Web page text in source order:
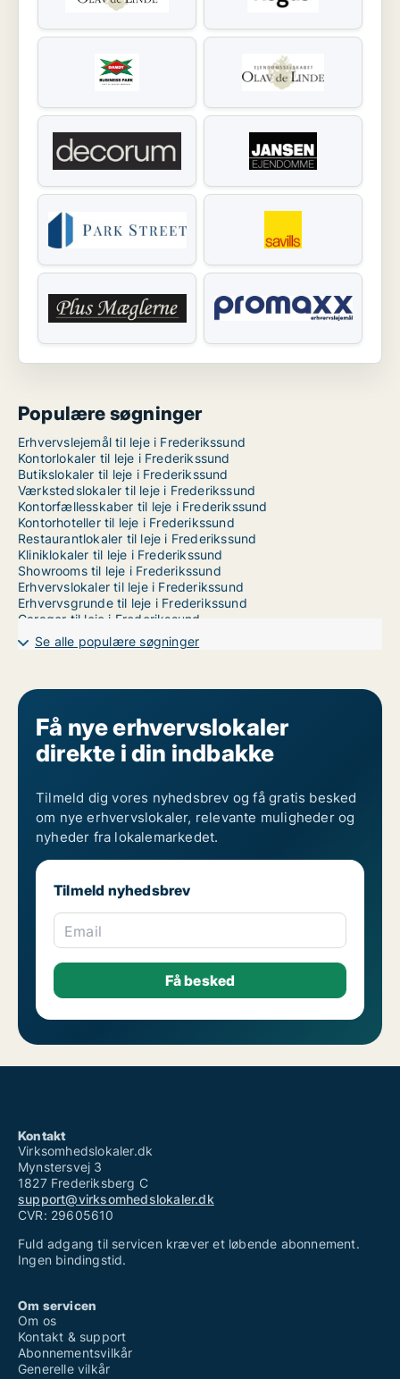
Populære søgninger
Erhvervslejemål til leje i Frederikssund
Kontorlokaler til leje i Frederikssund
Butikslokaler til leje i Frederikssund
Værkstedslokaler til leje i Frederikssund
Kontorfællesskaber til leje i Frederikssund
Kontorhoteller til leje i Frederikssund
Restaurantlokaler til leje i Frederikssund
Kliniklokaler til leje i Frederikssund
Showrooms til leje i Frederikssund
Erhvervslokaler til leje i Frederikssund
Erhvervsgrunde til leje i Frederikssund
Garager til leje i Frederikssund
Se alle populære søgninger
Få nye erhvervslokaler
direkte i din indbakke
Tilmeld dig vores nyhedsbrev og få gratis besked
om nye erhvervslokaler, relevante muligheder og
nyheder fra lokalemarkedet.
Tilmeld nyhedsbrev
Email
Kontakt
Virksomhedslokaler.dk
Mynstersvej 3
1827 Frederiksberg C
support@virksomhedslokaler.dk
CVR: 29605610
Fuld adgang til servicen kræver et løbende abonnement.
Ingen bindingstid.
Om servicen
Om os
Kontakt & support
Abonnementsvilkår
Generelle vilkår